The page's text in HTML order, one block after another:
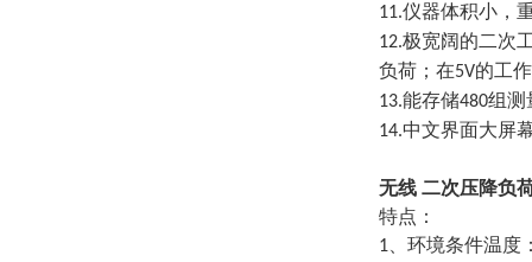
11.仪器体积小，
12.极宽阔的二次
负荷；在5V的工
13.能存储480组测
14.中文界面大屏
无线 二次压降负
特点：
1 、环境条件温度